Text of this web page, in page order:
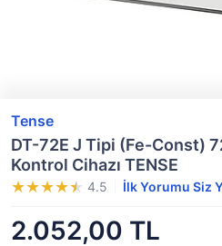
Tense
DT-72E J Tipi (Fe-Const)
Kontrol Cihazı TENSE
4.5 İlk Yorumu Siz
2.052,00 TL